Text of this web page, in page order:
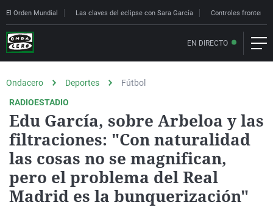
El Orden Mundial Las claves del eclipse con Sara García Controles
EN DIRECTO
Ondacero Deportes
Fútbol
RADIOESTADIO
Edu García, sobre Arbeloa y las
filtraciones: "Con naturalidad
las cosas no se magnifican,
pero el problema del Real
Madrid es la bunquerización"